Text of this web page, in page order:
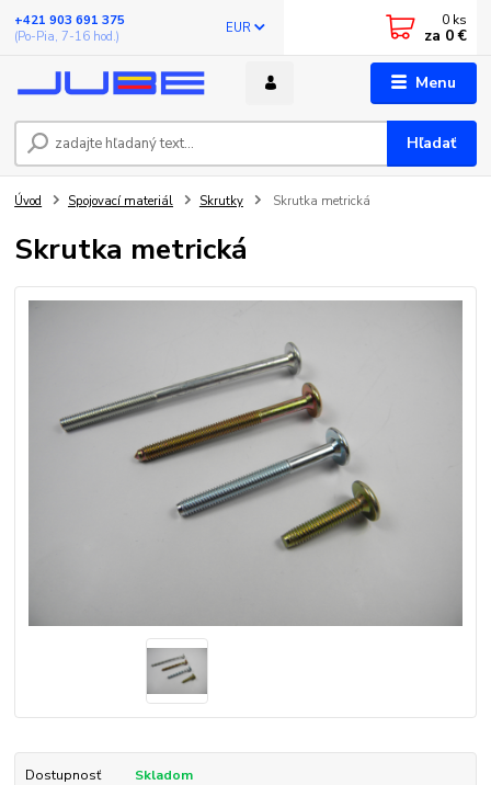
Menu
EUR
Hľadať
+421 903 691 375
(Po-Pia, 7-16 hod.)
0 ks
za 0 €
Úvod Spojovací materiál Skrutky Skrutka metrická
Skrutka metrická
Dostupnosť
Skladom